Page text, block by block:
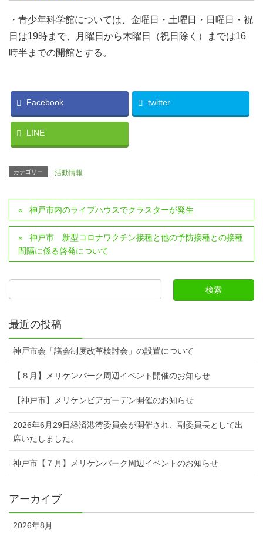
・青少年科学館については、金曜日・土曜日・日曜日・祝
日は19時まで、月曜日から木曜日（祝日除く）までは16
時半までの開館とする。
Facebook twitter
LINE
カテゴリー 活動情報
神戸市内のライブハウスでクラスターが発生
神戸市 新型コロナワクチン接種と他の予防接種との接種
間隔に係る啓発について
最近の投稿
神戸市会「議会制度改革検討会」の設置について
【８月】メリケンパーク周辺イベント開催のお知らせ
【神戸市】メリケンビアガーデン開催のお知らせ
2026年6月29日経済港湾委員会が開催され、副委員長として出
席いたしました。
神戸市【７月】メリケンパーク周辺イベントのお知らせ
アーカイブ
2026年8月